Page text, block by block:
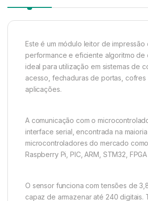
Este é um módulo leitor de impressão
performance e eficiente algoritmo de
ideal para utilização em sistemas de
acesso, fechaduras de portas, cofres
aplicações.
A comunicação com o
interface serial, encontrada na
microcontroladores do mercado como
Raspberry Pi, PIC, ARM, STM32,
O sensor funciona com tensões de
capaz de armazenar até 240 digitais.